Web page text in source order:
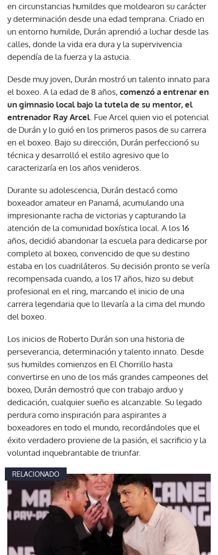
en circunstancias humildes que moldearon su carácter
y determinación desde una edad temprana. Criado en
un entorno humilde, Durán aprendió a luchar desde las
calles, donde la vida era dura y la supervivencia
dependía de la fuerza y la astucia.
Desde muy joven, Durán mostró un talento innato para
el boxeo. A la edad de 8 años, comenzó a entrenar en
un gimnasio local bajo la tutela de su mentor, el
entrenador Ray Arcel. Fue Arcel quien vio el potencial
de Durán y lo guió en los primeros pasos de su carrera
en el boxeo. Bajo su dirección, Durán perfeccionó su
técnica y desarrolló el estilo agresivo que lo
caracterizaría en los años venideros.
Durante su adolescencia, Durán destacó como
boxeador amateur en Panamá, acumulando una
impresionante racha de victorias y capturando la
atención de la comunidad boxística local. A los 16
años, decidió abandonar la escuela para dedicarse por
completo al boxeo, convencido de que su destino
estaba en los cuadriláteros. Su decisión pronto se vería
recompensada cuando, a los 17 años, hizo su debut
profesional en el ring, marcando el inicio de una
carrera legendaria que lo llevaría a la cima del mundo
del boxeo.
Los inicios de Roberto Durán son una historia de
perseverancia, determinación y talento innato. Desde
sus humildes comienzos en El Chorrillo hasta
convertirse en uno de los más grandes campeones del
boxeo, Durán demostró que con trabajo arduo y
dedicación, cualquier sueño es alcanzable. Su legado
perdura como inspiración para aspirantes a
boxeadores en todo el mundo, recordándoles que el
éxito verdadero proviene de la pasión, el sacrificio y la
voluntad inquebrantable de triunfar.
RELACIONADO